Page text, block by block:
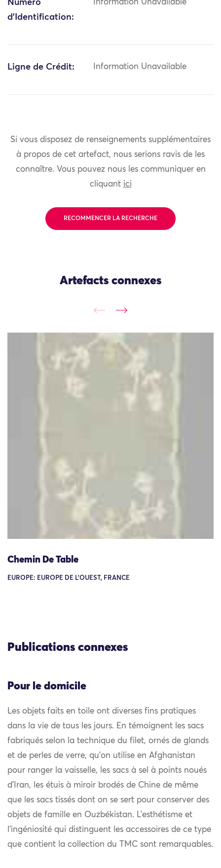
Numéro
d'Identification:
Information Unavailable
Ligne de Crédit: Information Unavailable
Si vous disposez de renseignements supplémentaires
à propos de cet artefact, nous serions ravis de les
connaître. Vous pouvez nous les communiquer en
cliquant ici
RECOMMENCER LA RECHERCHE
Artefacts connexes
Chemin De Table
EUROPE: EUROPE DE L'OUEST, FRANCE
Publications connexes
Pour le domicile
Les objets faits en toile ont diverses fins pratiques
dans la vie de tous les jours. En témoignent les sacs
fabriqués selon la technique du filet, ornés de glands
et de perles de verre, qu’on utilise en Afghanistan
pour ranger la vaisselle, les sacs à sel à points noués
d’Iran, les étuis à miroir brodés de Chine de même
que les sacs tissés dont on se sert pour conserver des
objets de famille en Ouzbékistan. L’esthétisme et
l’ingéniosité qui distinguent les accessoires de ce type
que contient la collection du TMC sont remarquables.